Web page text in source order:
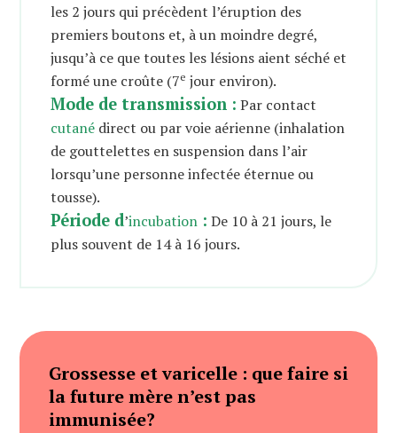
les 2 jours qui précèdent l’éruption des
premiers boutons et, à un moindre degré,
jusqu’à ce que toutes les lésions aient séché et
formé une croûte (7e jour environ).
Mode de transmission : Par contact
cutané direct ou par voie aérienne (inhalation
de gouttelettes en suspension dans l’air
lorsqu’une personne infectée éternue ou
tousse).
Période d’incubation : De 10 à 21 jours, le
plus souvent de 14 à 16 jours.
Grossesse et varicelle : que faire si
la future mère n’est pas
immunisée?